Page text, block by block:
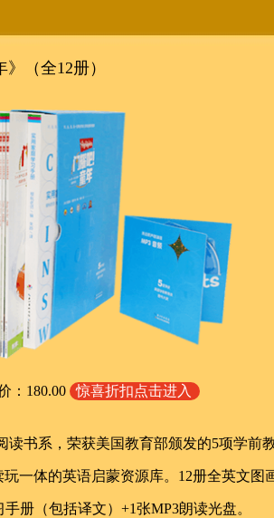
》（全12册）
：180.00 惊喜折扣点击进入
读书系，荣获美国教育部颁发的5项学前
一体的英语启蒙资源库。12册全英文图
册（包括译文）+1张MP3朗读光盘。